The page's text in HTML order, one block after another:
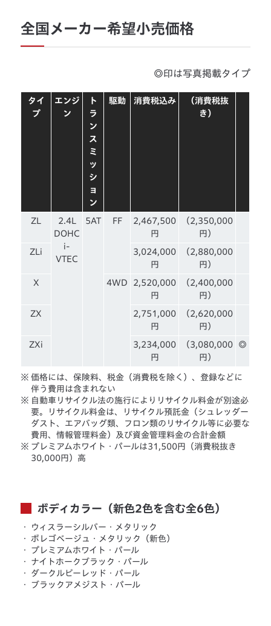
全国メーカー希望小売価格
◎印は写真掲載タイプ
タイ
プ
エンジ
ン
ト
ラ
ン
ス
ミ
ッ
シ
ョ
ン
駆動 消費税込み
（消費税抜
き）
ZL
2.4L
DOHC
i-
VTEC
5AT FF
2,467,500
円
（2,350,000
円）
ZLi
3,024,000
円
（2,880,000
円）
X 4WD
2,520,000
円
（2,400,000
円）
ZX
2,751,000
円
（2,620,000
円）
ZXi
3,234,000
円
（3,080,000
円）
◎
※ 価格には、保険料、税金（消費税を除く）、登録などに
伴う費用は含まれない
※ 自動車リサイクル法の施行によりリサイクル料金が別途必
要。リサイクル料金は、リサイクル預託金（シュレッダー
ダスト、エアバッグ類、フロン類のリサイクル等に必要な
費用、情報管理料金）及び資金管理料金の合計金額
※ プレミアムホワイト・パールは31,500円（消費税抜き
30,000円）高
ボディカラー（新色2色を含む全6色）
・
ウィスラーシルバー・メタリック
・
ボレゴベージュ・メタリック（新色）
・
プレミアムホワイト・パール
・
ナイトホークブラック・パール
・
ダークルビーレッド・パール
・
ブラックアメジスト・パール